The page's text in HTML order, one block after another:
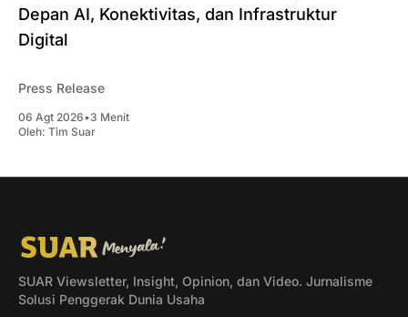
Depan AI, Konektivitas, dan Infrastruktur
Digital
Press Release
06 Agt 2026•3 Menit
Oleh: Tim Suar
SUAR Viewsletter, Insight, Opinion, dan Video. Jurnalisme
Solusi Penggerak Dunia Usaha